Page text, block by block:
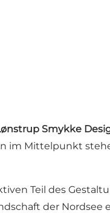
Smykke
im Mittelpunkt
Teil des
der Nordsee